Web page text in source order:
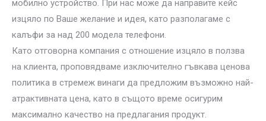
мобилно устройство. При нас може да направите кейс
изцяло по Ваше желание и идея, като разполагаме с
калъфи за над 200 модела телефони.
Като отговорна компания с отношение изцяло в ползва
на клиента, проповядваме изключително гъвкава ценова
политика в стремеж винаги да предложим възможно най-
атрактивната цена, като в същото време осигурим
максимално качество на предлагания продукт.